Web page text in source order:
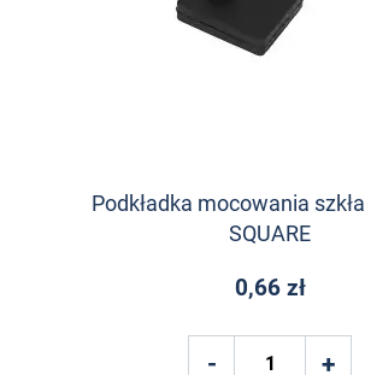
Podkładka mocowania
SQUARE
0,66 zł